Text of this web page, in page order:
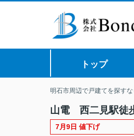
トップ
明石市周辺で戸建てを探す
山電 西二見駅徒
7月9日 値下げ